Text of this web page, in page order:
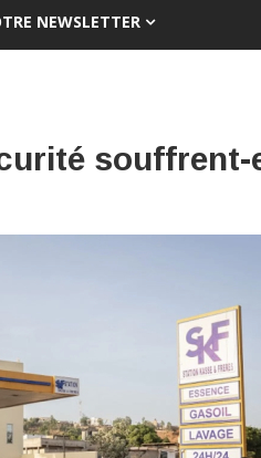
NEWSLETTER